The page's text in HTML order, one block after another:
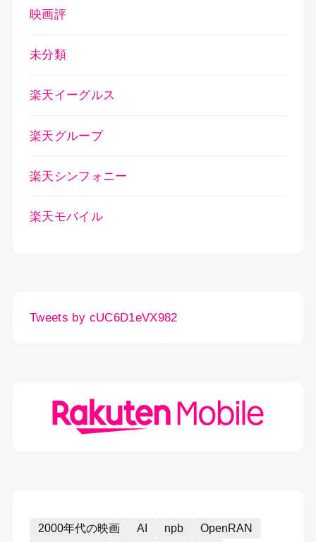
映画評
未分類
楽天イーグルス
楽天グループ
楽天シンフォニー
楽天モバイル
Tweets by cUC6D1eVX982
2000年代の映画 AI npb
OpenRAN